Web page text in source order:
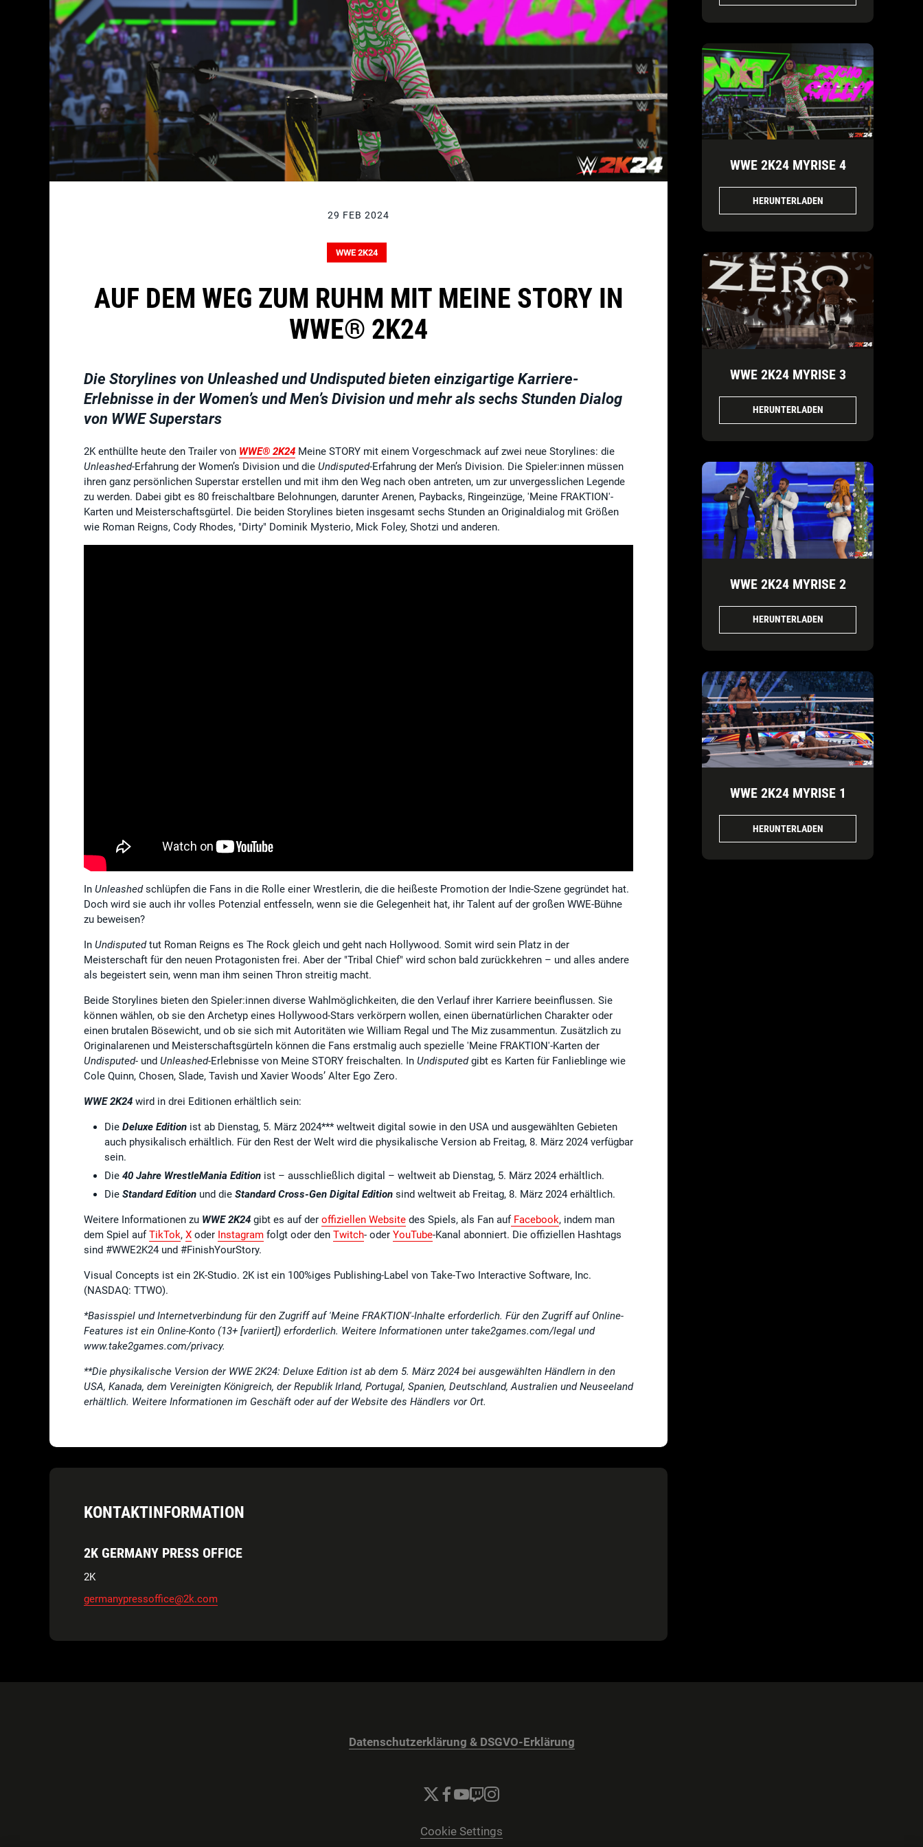
29 FEB 2024
WWE 2K24
AUF DEM WEG ZUM RUHM MIT MEINE STORY IN
WWE® 2K24
Die Storylines von Unleashed und Undisputed bieten einzigartige Karriere-
Erlebnisse in der Women’s und Men’s Division und mehr als sechs Stunden Dialog
von WWE Superstars
2K enthüllte heute den Trailer von WWE® 2K24 Meine STORY mit einem Vorgeschmack auf zwei neue Storylines: die
Unleashed-Erfahrung der Women’s Division und die Undisputed-Erfahrung der Men’s Division. Die Spieler:innen müssen
ihren ganz persönlichen Superstar erstellen und mit ihm den Weg nach oben antreten, um zur unvergesslichen Legende
zu werden. Dabei gibt es 80 freischaltbare Belohnungen, darunter Arenen, Paybacks, Ringeinzüge, 'Meine FRAKTION'-
Karten und Meisterschaftsgürtel. Die beiden Storylines bieten insgesamt sechs Stunden an Originaldialog mit Größen
wie Roman Reigns, Cody Rhodes, "Dirty" Dominik Mysterio, Mick Foley, Shotzi und anderen.
In Unleashedschlüpfen die Fans in die Rolle einer Wrestlerin, die die heißeste Promotion der Indie-Szene gegründet hat.
Doch wird sie auch ihr volles Potenzial entfesseln, wenn sie die Gelegenheit hat, ihr Talent auf der großen WWE-Bühne
zu beweisen?
In Undisputedtut Roman Reigns es The Rock gleich und geht nach Hollywood. Somit wird sein Platz in der
Meisterschaft für den neuen Protagonisten frei. Aber der "Tribal Chief" wird schon bald zurückkehren – und alles andere
als begeistert sein, wenn man ihm seinen Thron streitig macht.
Beide Storylines bieten den Spieler:innen diverse Wahlmöglichkeiten, die den Verlauf ihrer Karriere beeinflussen. Sie
können wählen, ob sie den Archetyp eines Hollywood-Stars verkörpern wollen, einen übernatürlichen Charakter oder
einen brutalen Bösewicht, und ob sie sich mit Autoritäten wie William Regal und The Miz zusammentun. Zusätzlich zu
Originalarenen und Meisterschaftsgürteln können die Fans erstmalig auch spezielle 'Meine FRAKTION'-Karten der
Undisputed- und Unleashed-Erlebnisse von Meine STORY freischalten. In Undisputedgibt es Karten für Fanlieblinge wie
Cole Quinn, Chosen, Slade, Tavish und Xavier Woods’ Alter Ego Zero.
WWE 2K24 wird in drei Editionen erhältlich sein:
Die Deluxe Edition ist ab Dienstag, 5. März 2024*** weltweit digital sowie in den USA und ausgewählten Gebieten
auch physikalisch erhältlich. Für den Rest der Welt wird die physikalische Version ab Freitag, 8. März 2024 verfügbar
sein.
Die 40 Jahre WrestleMania Edition ist – ausschließlich digital – weltweit ab Dienstag, 5. März 2024 erhältlich.
Die Standard Edition und die Standard Cross-Gen Digital Edition sind weltweit ab Freitag, 8. März 2024 erhältlich.
Weitere Informationen zu WWE 2K24 gibt es auf der offiziellen Website des Spiels, als Fan aufFacebook, indem man
dem Spiel aufTikTok, X oder Instagram folgt oder den Twitch- oder YouTube-Kanal abonniert. Die offiziellen Hashtags
sind #WWE2K24 und #FinishYourStory.
Visual Concepts ist ein 2K-Studio. 2K ist ein 100%iges Publishing-Label von Take-Two Interactive Software, Inc.
(NASDAQ: TTWO).
*Basisspiel und Internetverbindung für den Zugriff auf 'Meine FRAKTION'-Inhalte erforderlich. Für den Zugriff auf Online-
Features ist ein Online-Konto (13+ [variiert]) erforderlich. Weitere Informationen unter take2games.com/legal und
www.take2games.com/privacy.
**Die physikalische Version der WWE 2K24: Deluxe Edition ist ab dem 5. März 2024 bei ausgewählten Händlern in den
USA, Kanada, dem Vereinigten Königreich, der Republik Irland, Portugal, Spanien, Deutschland, Australien und Neuseeland
erhältlich. Weitere Informationen im Geschäft oder auf der Website des Händlers vor Ort.
KONTAKTINFORMATION
2K GERMANY PRESS OFFICE
2K
germanypressoffice@2k.com
WWE 2K24 MYRISE 4
HERUNTERLADEN
WWE 2K24 MYRISE 3
HERUNTERLADEN
WWE 2K24 MYRISE 2
HERUNTERLADEN
WWE 2K24 MYRISE 1
HERUNTERLADEN
Datenschutzerklärung & DSGVO-Erklärung
Cookie Settings